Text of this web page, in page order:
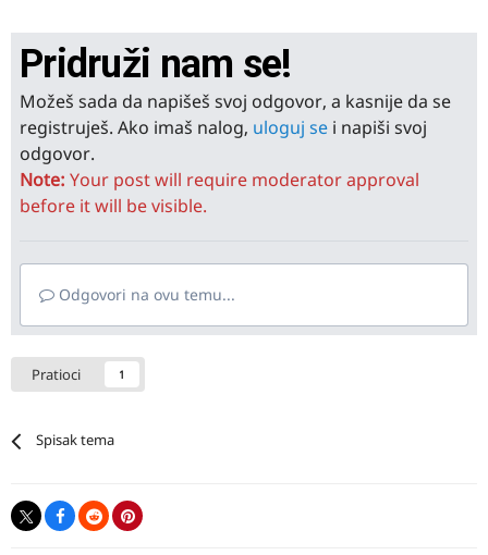
Pridruži nam se!
Možeš sada da napišeš svoj odgovor, a kasnije da se
registruješ. Ako imaš nalog, uloguj se i napiši svoj
odgovor.
Note: Your post will require moderator approval
before it will be visible.
Odgovori na ovu temu...
Pratioci 1
Spisak tema